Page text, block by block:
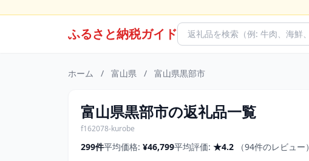
ふるさと納税ガイド
ホーム / 富山県 / 富山県黒部市
富山県黒部市の返礼品一覧
f162078-kurobe
299件平均価格: ¥46,799平均評価: ★4.2 （94件のレビュー）